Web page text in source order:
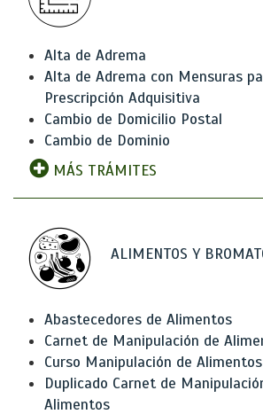
Alta de Adrema
Alta de Adrema con Mensuras
Prescripción Adquisitiva
Cambio de Domicilio Postal
Cambio de Dominio
MÁS TRÁMITES
ALIMENTOS Y
Abastecedores de Alimentos
Carnet de Manipulación de
Curso Manipulación de Alimentos
Duplicado Carnet de
Alimentos